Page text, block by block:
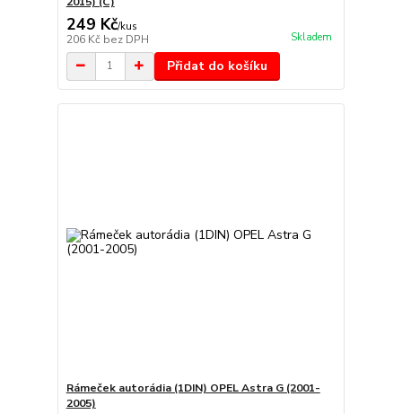
249 Kč/kus
206 Kč bez DPH Skladem
Přidat do košíku
Rámeček autorádia (1DIN) OPEL Astra G (2001-
2005)